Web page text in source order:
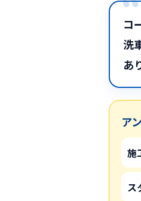
コ
洗
あ
ア
施
ス